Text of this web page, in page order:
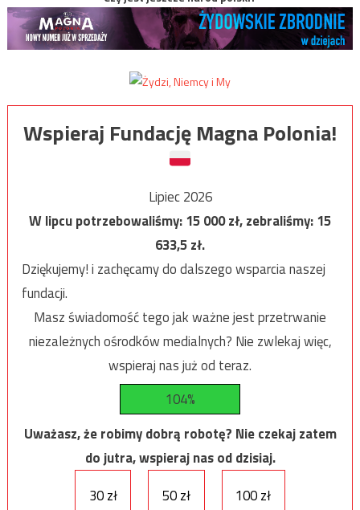
Wspieraj Fundację Magna Polonia!
Lipiec 2026
W lipcu potrzebowaliśmy:15 000zł, zebraliśmy:15
633,5zł.
Dziękujemy! i zachęcamy do dalszego wsparcia naszej
fundacji.
Masz świadomość tego jak ważne jest przetrwanie
niezależnych ośrodków medialnych? Nie zwlekaj więc,
wspieraj nas już od teraz.
104%
Uważasz, że robimy dobrą robotę? Nie czekaj zatem
do jutra, wspieraj nas od dzisiaj.
30 zł
50 zł 100 zł